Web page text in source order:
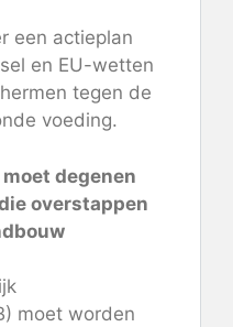
een actieplan
en EU-wetten
tegen de
voeding.
degenen
overstappen
moet worden